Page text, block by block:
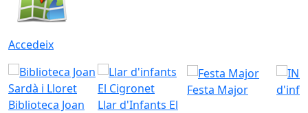
Accedeix
Biblioteca Joan
Llar d'Infants El
Festa Major